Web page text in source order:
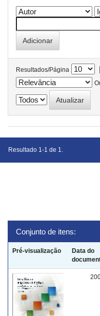
Resultados/Página
Resultado 1-1 de 1.
Conjunto de itens:
Pré-visualização
Data do